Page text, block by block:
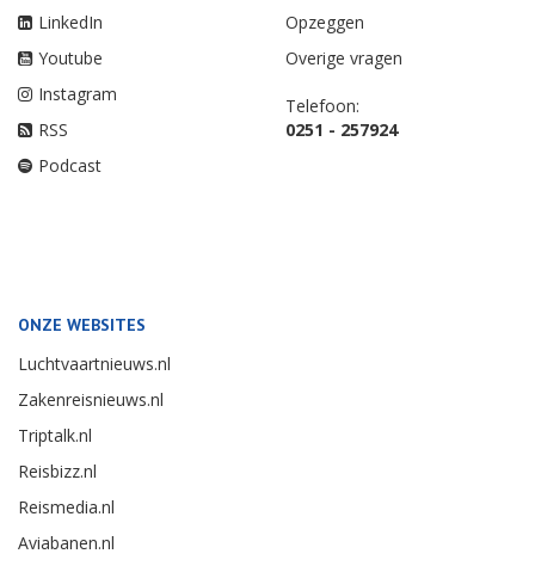
LinkedIn
Youtube
Instagram
RSS
Podcast
Opzeggen
Overige vragen
Telefoon:
0251 - 257924
ONZE WEBSITES
Luchtvaartnieuws.nl
Zakenreisnieuws.nl
Triptalk.nl
Reisbizz.nl
Reismedia.nl
Aviabanen.nl